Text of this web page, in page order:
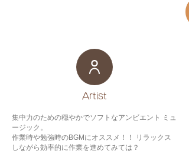
​Artist
集中力のための穏やかでソフトなアンビエント ミュ
ージック。
作業時や勉強時のBGMにオススメ！！ リラックス
しながら効率的に作業を進めてみては？